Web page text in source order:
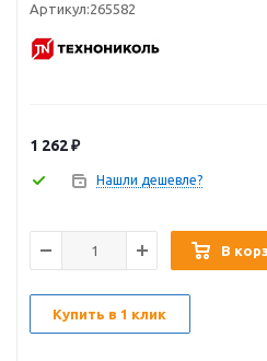
Артикул:265582
1 262₽
Нашли дешевле?
В
Купить в 1 клик